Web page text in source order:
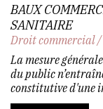
BAUX
SANITAIRE
Droit commercial/
La mesure
du public
constitutive d'une